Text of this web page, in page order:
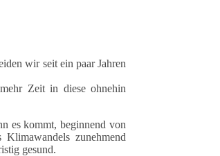
wir seit ein paar Jahren
Zeit in diese ohnehin
es kommt, beginnend von
zunehmend
gesund.